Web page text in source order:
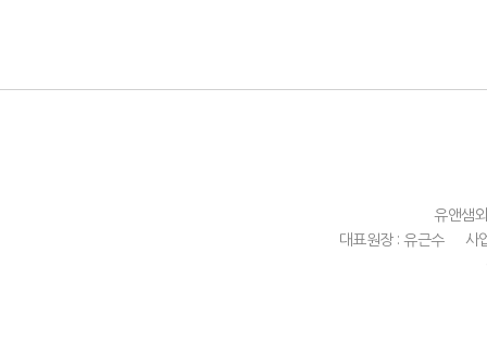
유앤샘
대표원장 : 유근수
사